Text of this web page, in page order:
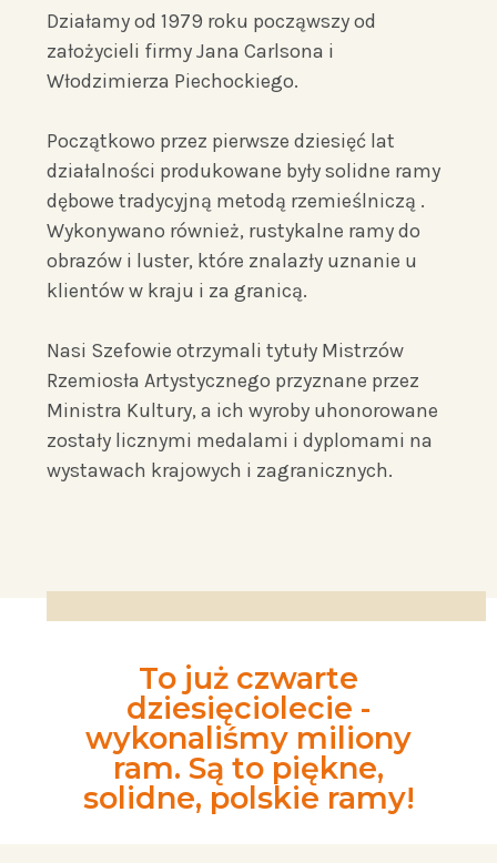
Działamy od 1979 roku począwszy od
założycieli firmy Jana Carlsona i
Włodzimierza Piechockiego.
Początkowo przez pierwsze dziesięć lat
działalności produkowane były solidne ramy
dębowe tradycyjną metodą rzemieślniczą .
Wykonywano również, rustykalne ramy do
obrazów i luster, które znalazły uznanie u
klientów w kraju i za granicą.
Nasi Szefowie otrzymali tytuły Mistrzów
Rzemiosła Artystycznego przyznane przez
Ministra Kultury, a ich wyroby uhonorowane
zostały licznymi medalami i dyplomami na
wystawach krajowych i zagranicznych.
To już czwarte
dziesięciolecie -
wykonaliśmy miliony
ram. Są to piękne,
solidne, polskie ramy!